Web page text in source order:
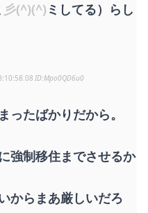
彡(^)(^) ミしてる）らし
Mpo0QD6u0
ったばかりだから。
強制移住までさせるか
からまあ厳しいだろ